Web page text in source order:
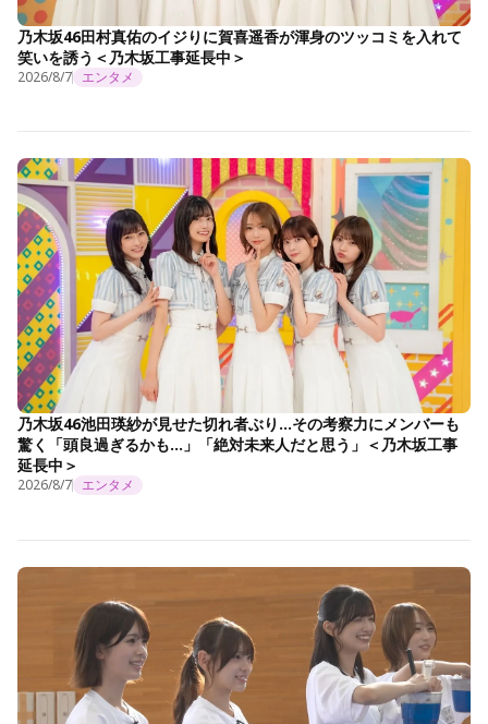
乃木坂46田村真佑のイジりに賀喜遥香が渾身のツッコミを入れて
笑いを誘う＜乃木坂工事延長中＞
2026/8/7 エンタメ
乃木坂46池田瑛紗が見せた切れ者ぶり…その考察力にメンバーも
驚く「頭良過ぎるかも…」「絶対未来人だと思う」＜乃木坂工事
延長中＞
2026/8/7 エンタメ